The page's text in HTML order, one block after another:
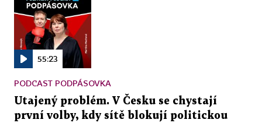
55:23
PODCAST PODPÁSOVKA
Utajený problém. V Česku se chystají
první volby, kdy sítě blokují politickou